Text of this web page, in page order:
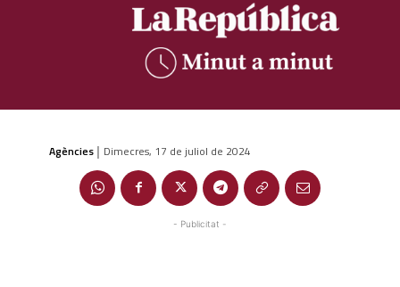
Agències | Dimecres, 17 de juliol de 2024
- Publicitat -